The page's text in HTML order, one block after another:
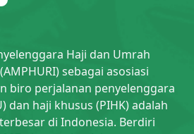
Haji dan Umrah
sebagai asosiasi
biro perjalanan penyelenggara
dan haji khusus (PIHK) adalah
di Indonesia. Berdiri